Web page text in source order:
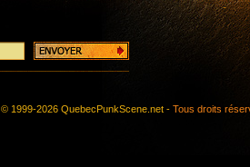
© 1999-2026 QuebecPunkScene.net - Tous droits